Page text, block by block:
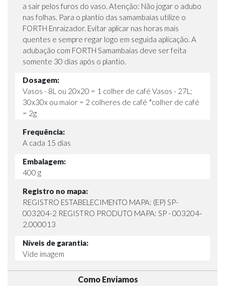
a sair pelos furos do vaso. Atenção: Não jogar o adubo
nas folhas. Para o plantio das samambaias utilize o
FORTH Enraizador. Evitar aplicar nas horas mais
quentes e sempre regar logo em seguida aplicação. A
adubação com FORTH Samambaias deve ser feita
somente 30 dias após o plantio.
Dosagem:
Vasos - 8L ou 20x20 = 1 colher de café Vasos - 27L;
30x30x ou maior = 2 colheres de café *colher de café
= 2g
Frequência:
A cada 15 dias
Embalagem:
400 g
Registro no mapa:
REGISTRO ESTABELECIMENTO MAPA: (EP) SP-
003204-2 REGISTRO PRODUTO MAPA: SP - 003204-
2.000013
Níveis de garantia:
Vide imagem
Como Enviamos